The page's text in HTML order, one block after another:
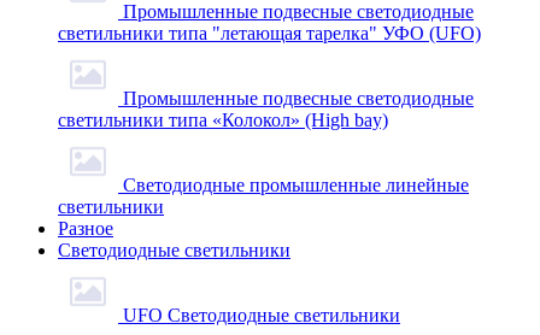
Промышленные подвесные cветодиодные
светильники типа "летающая тарелка" УФО (UFO)
Промышленные подвесные cветодиодные
светильники типа «Колокол» (High bay)
Светодиодные промышленные линейные
светильники
Разное
Светодиодные светильники
UFO Светодиодные светильники